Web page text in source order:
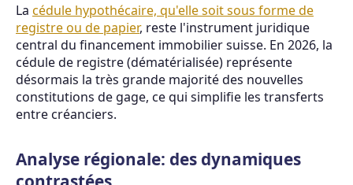
La cédule hypothécaire, qu'elle soit sous forme de
registre ou de papier, reste l'instrument juridique
central du financement immobilier suisse. En 2026, la
cédule de registre (dématérialisée) représente
désormais la très grande majorité des nouvelles
constitutions de gage, ce qui simplifie les transferts
entre créanciers.
Analyse régionale: des dynamiques